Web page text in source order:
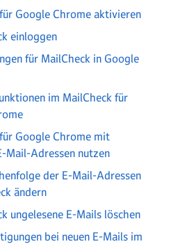
Google Chrome aktivieren
einloggen
für MailCheck in Google
im MailCheck für
Google Chrome mit
Mail-Adressen nutzen
der E-Mail-Adressen
ändern
ungelesene E-Mails löschen
bei neuen E-Mails im